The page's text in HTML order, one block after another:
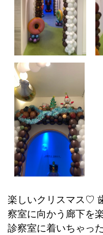
楽しいクリスマス♡
察室に向かう廊下を
診察室に着いちゃっ